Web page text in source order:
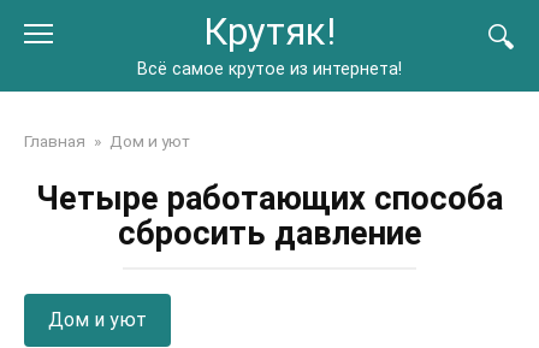
Крутяк!
Всё самое крутое из интернета!
Главная » Дом и уют
Четыре работающих способа
сбросить давление
Дом и уют